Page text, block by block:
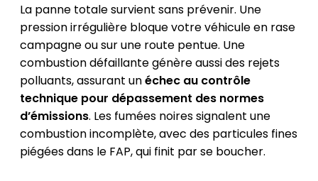
La panne totale survient sans prévenir. Une
pression irrégulière bloque votre véhicule en rase
campagne ou sur une route pentue. Une
combustion défaillante génère aussi des rejets
polluants, assurant unéchec au contrôle
technique pour dépassement des normes
d’émissions. Les fumées noires signalent une
combustion incomplète, avec des particules fines
piégées dans le FAP, qui finit par se boucher.